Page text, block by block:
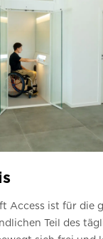
Access ist für die
Teil des